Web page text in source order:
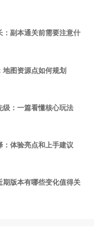
：副本通关前需要注意什
地图资源点如何规划
级：一篇看懂核心玩法
：体验亮点和上手建议
期版本有哪些变化值得关